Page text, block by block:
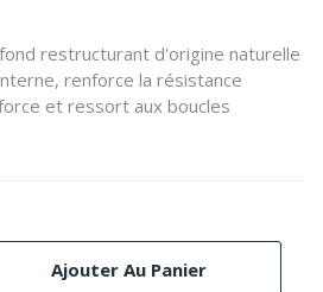
restructurant d'origine naturelle
renforce la résistance
et ressort aux boucles
Ajouter Au Panier